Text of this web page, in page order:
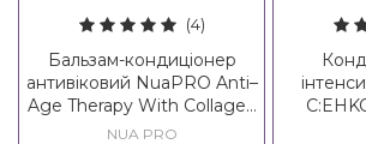
(4)
Бальзам-кондиціонер
антивіковий NuaPRO Anti–
Age Therapy With Collagen
Balsam Conditioner New
NUA PRO